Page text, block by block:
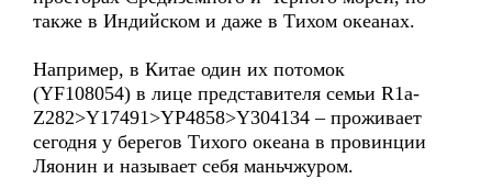
также в Индийском и даже в Тихом океанах.
Например, в Китае один их потомок
(YF108054) в лице представителя семьи R1a-
Z282>Y17491>YP4858>Y304134 – проживает
сегодня у берегов Тихого океана в провинции
Ляонин и называет себя маньчжуром.